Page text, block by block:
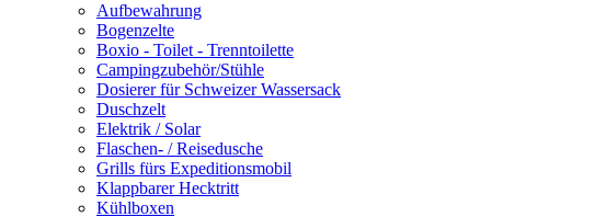
Aufbewahrung
Bogenzelte
Boxio - Toilet - Trenntoilette
Campingzubehör/Stühle
Dosierer für Schweizer Wassersack
Duschzelt
Elektrik / Solar
Flaschen- / Reisedusche
Grills fürs Expeditionsmobil
Klappbarer Hecktritt
Kühlboxen